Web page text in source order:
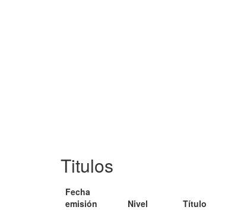
Titulos
Fecha
emisión
Nivel Título